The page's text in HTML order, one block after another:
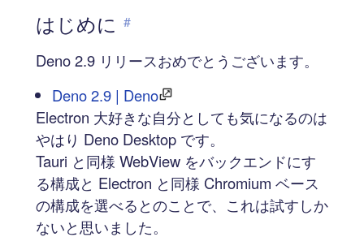
はじめに #
Deno 2.9 リリースおめでとうございます。
Deno 2.9 | Deno
Electron 大好きな自分としても気になるのは
やはり Deno Desktop です。
Tauri と同様 WebView をバックエンドにす
る構成と Electron と同様 Chromium ベース
の構成を選べるとのことで、これは試すしか
ないと思いました。